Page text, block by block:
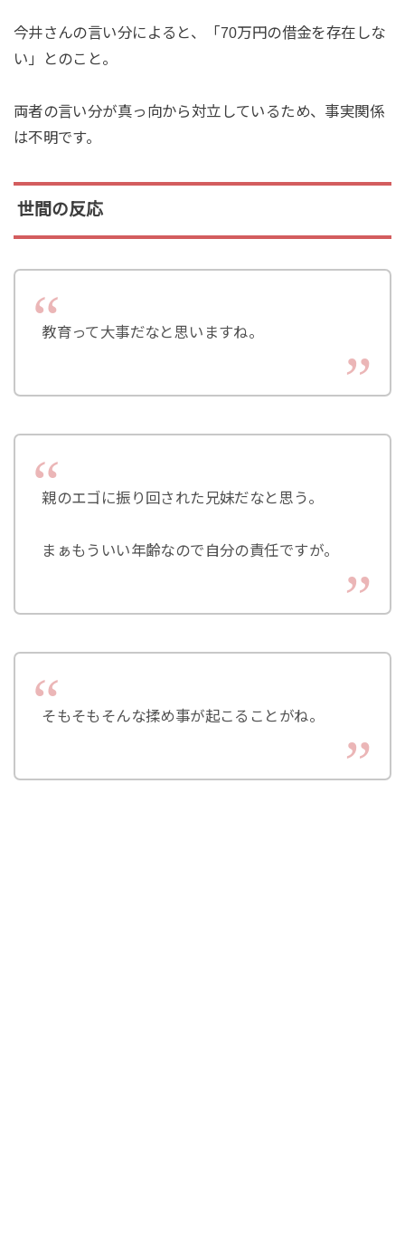
今井さんの言い分によると、「70万円の借金を存在しな
い」とのこと。
両者の言い分が真っ向から対立しているため、事実関係
は不明です。
世間の反応
教育って大事だなと思いますね。
親のエゴに振り回された兄妹だなと思う。
まぁもういい年齢なので自分の責任ですが。
そもそもそんな揉め事が起こることがね。